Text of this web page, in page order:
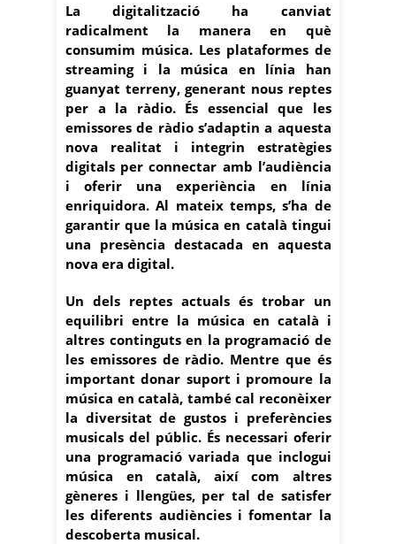
La digitalització ha canviat
radicalment la manera en què
consumim música. Les plataformes de
streaming i la música en línia han
guanyat terreny, generant nous reptes
per a la ràdio. És essencial que les
emissores de ràdio s’adaptin a aquesta
nova realitat i integrin estratègies
digitals per connectar amb l’audiència
i oferir una experiència en línia
enriquidora. Al mateix temps, s’ha de
garantir que la música en català tingui
una presència destacada en aquesta
nova era digital.
Un dels reptes actuals és trobar un
equilibri entre la música en català i
altres continguts en la programació de
les emissores de ràdio. Mentre que és
important donar suport i promoure la
música en català, també cal reconèixer
la diversitat de gustos i preferències
musicals del públic. És necessari oferir
una programació variada que inclogui
música en català, així com altres
gèneres i llengües, per tal de satisfer
les diferents audiències i fomentar la
descoberta musical.